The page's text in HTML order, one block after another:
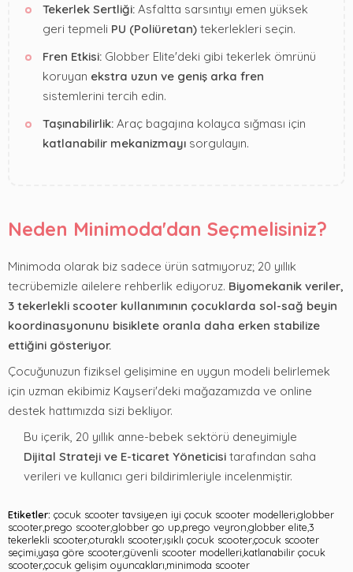
Tekerlek Sertliği: Asfaltta sarsıntıyı emen yüksek
geri tepmeli PU (Poliüretan) tekerlekleri seçin.
Fren Etkisi: Globber Elite'deki gibi tekerlek ömrünü
koruyan ekstra uzun ve geniş arka fren
sistemlerini tercih edin.
Taşınabilirlik: Araç bagajına kolayca sığması için
katlanabilir mekanizmayı sorgulayın.
Neden Minimoda'dan Seçmelisiniz?
Minimoda olarak biz sadece ürün satmıyoruz; 20 yıllık
tecrübemizle ailelere rehberlik ediyoruz. Biyomekanik veriler,
3 tekerlekli scooter kullanımının çocuklarda sol-sağ beyin
koordinasyonunu bisiklete oranla daha erken stabilize
ettiğini gösteriyor.
Çocuğunuzun fiziksel gelişimine en uygun modeli belirlemek
için uzman ekibimiz Kayseri'deki mağazamızda ve online
destek hattımızda sizi bekliyor.
Bu içerik, 20 yıllık anne-bebek sektörü deneyimiyle
Dijital Strateji ve E-ticaret Yöneticisi tarafından saha
verileri ve kullanıcı geri bildirimleriyle incelenmiştir.
Etiketler: çocuk scooter tavsiye,en iyi çocuk scooter modelleri,globber
scooter,prego scooter,globber go up,prego veyron,globber elite,3
tekerlekli scooter,oturaklı scooter,ışıklı çocuk scooter,çocuk scooter
seçimi,yaşa göre scooter,güvenli scooter modelleri,katlanabilir çocuk
scooter,çocuk gelişim oyuncakları,minimoda scooter